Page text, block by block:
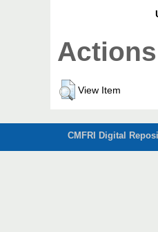
View Item
CMFRI Digital